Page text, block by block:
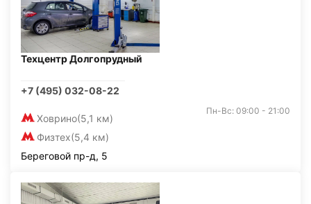
Техцентр Долгопрудный
+7 (495) 032-08-22
Ховрино(5,1 км)
Физтех(5,4 км)
Пн-Вс: 09:00 - 21:00
Береговой пр-д, 5